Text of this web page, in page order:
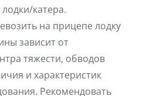
катера.
на прицепе лодку
зависит от
тяжести, обводов
и характеристик
Рекомендовать